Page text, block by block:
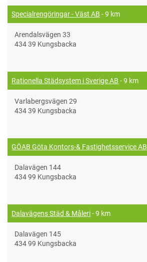
Specialrengöringar - Väst AB - 9 km
Arendalsvägen 33
434 39 Kungsbacka
Rationella Städsystem i Sverige AB - 9 km
Varlabergsvägen 29
434 39 Kungsbacka
GÖAB Göta Kontors-& Fastighetsservice AB
Dalavägen 144
434 99 Kungsbacka
Dalavägens Städ & Måleri- 9 km
Dalavägen 145
434 99 Kungsbacka